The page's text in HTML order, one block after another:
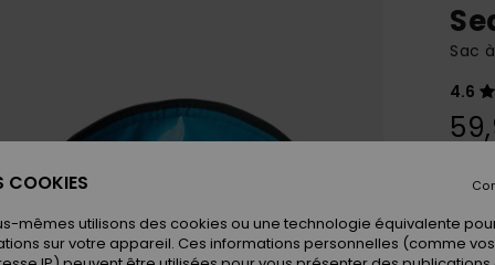
Sac
4.6
COOKIES
mêmes utilisons des cookies ou une technologie équivalente
sur votre appareil. Ces informations personnelles (comme